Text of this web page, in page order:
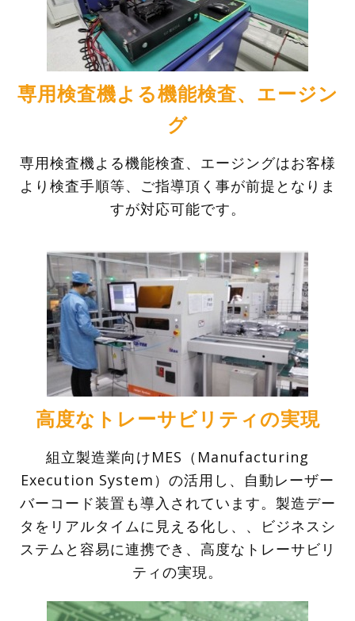
専用検査機よる機能検査、エージン
グ
専用検査機よる機能検査、エージングはお客様
より検査手順等、ご指導頂く事が前提となりま
すが対応可能です。
高度なトレーサビリティの実現
組立製造業向けMES（Manufacturing
Execution System）の活用し、自動レーザー
バーコード装置も導入されています。製造デー
タをリアルタイムに見える化し、、ビジネスシ
ステムと容易に連携でき、高度なトレーサビリ
ティの実現。